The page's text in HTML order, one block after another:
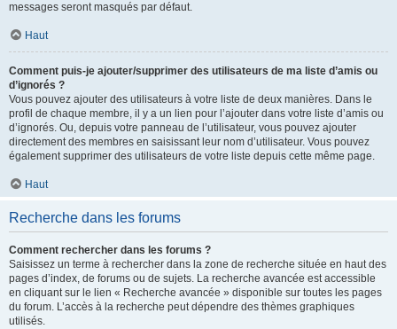
messages seront masqués par défaut.
Haut
Comment puis-je ajouter/supprimer des utilisateurs de ma liste d’amis ou
d’ignorés ?
Vous pouvez ajouter des utilisateurs à votre liste de deux manières. Dans le
profil de chaque membre, il y a un lien pour l’ajouter dans votre liste d’amis ou
d’ignorés. Ou, depuis votre panneau de l’utilisateur, vous pouvez ajouter
directement des membres en saisissant leur nom d’utilisateur. Vous pouvez
également supprimer des utilisateurs de votre liste depuis cette même page.
Haut
Recherche dans les forums
Comment rechercher dans les forums ?
Saisissez un terme à rechercher dans la zone de recherche située en haut des
pages d’index, de forums ou de sujets. La recherche avancée est accessible
en cliquant sur le lien « Recherche avancée » disponible sur toutes les pages
du forum. L’accès à la recherche peut dépendre des thèmes graphiques
utilisés.